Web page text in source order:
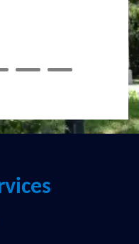
toiture